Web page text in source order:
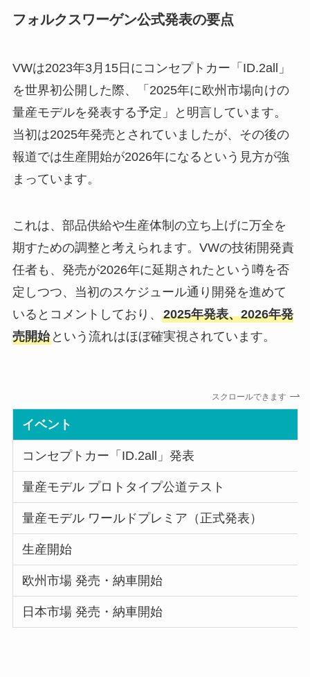
フォルクスワーゲン公式発表の要点
VWは2023年3月15日にコンセプトカー「ID.2all」
を世界初公開した際、「2025年に欧州市場向けの
量産モデルを発表する予定」と明言しています。
当初は2025年発売とされていましたが、その後の
報道では生産開始が2026年になるという見方が強
まっています。
これは、部品供給や生産体制の立ち上げに万全を
期すための調整と考えられます。VWの技術開発責
任者も、発売が2026年に延期されたという噂を否
定しつつ、当初のスケジュール通り開発を進めて
いるとコメントしており、 2025年発表、2026年発
売開始という流れはほぼ確実視されています。
スクロールできます
イベント
コンセプトカー「ID.2all」発表
量産モデル プロトタイプ公道テスト
量産モデル ワールドプレミア（正式発表）
生産開始
欧州市場 発売・納車開始
日本市場 発売・納車開始